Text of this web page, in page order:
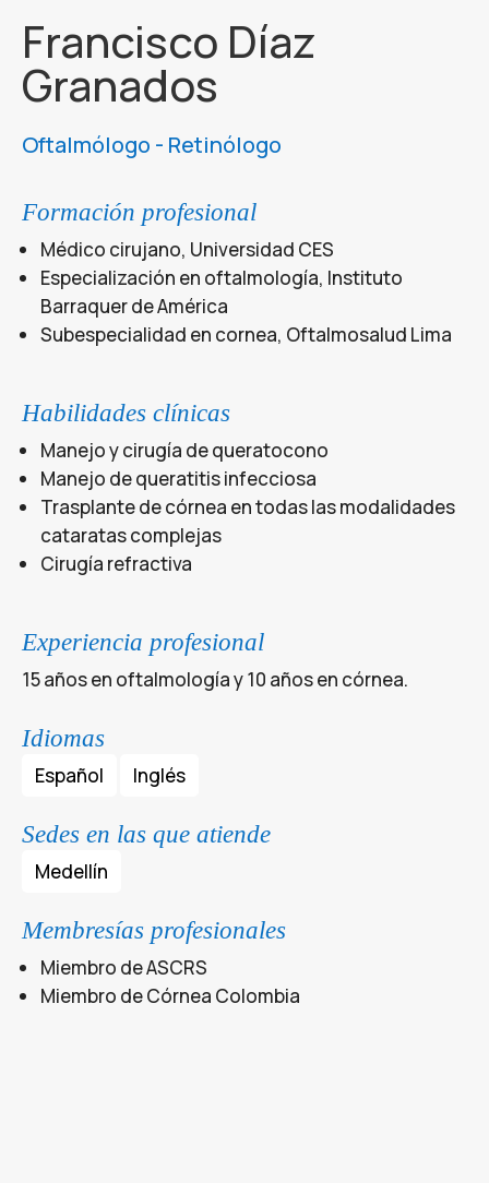
Francisco Díaz
Granados
Oftalmólogo - Retinólogo
Formación profesional
Médico cirujano, Universidad CES
Especialización en oftalmología, Instituto
Barraquer de América
Subespecialidad en cornea, Oftalmosalud Lima
Habilidades clínicas
Manejo y cirugía de queratocono
Manejo de queratitis infecciosa
Trasplante de córnea en todas las modalidades
cataratas complejas
Cirugía refractiva
Experiencia profesional
15 años en oftalmología y 10 años en córnea.
Idiomas
Español Inglés
Sedes en las que atiende
Medellín
Membresías profesionales
Miembro de ASCRS
Miembro de Córnea Colombia